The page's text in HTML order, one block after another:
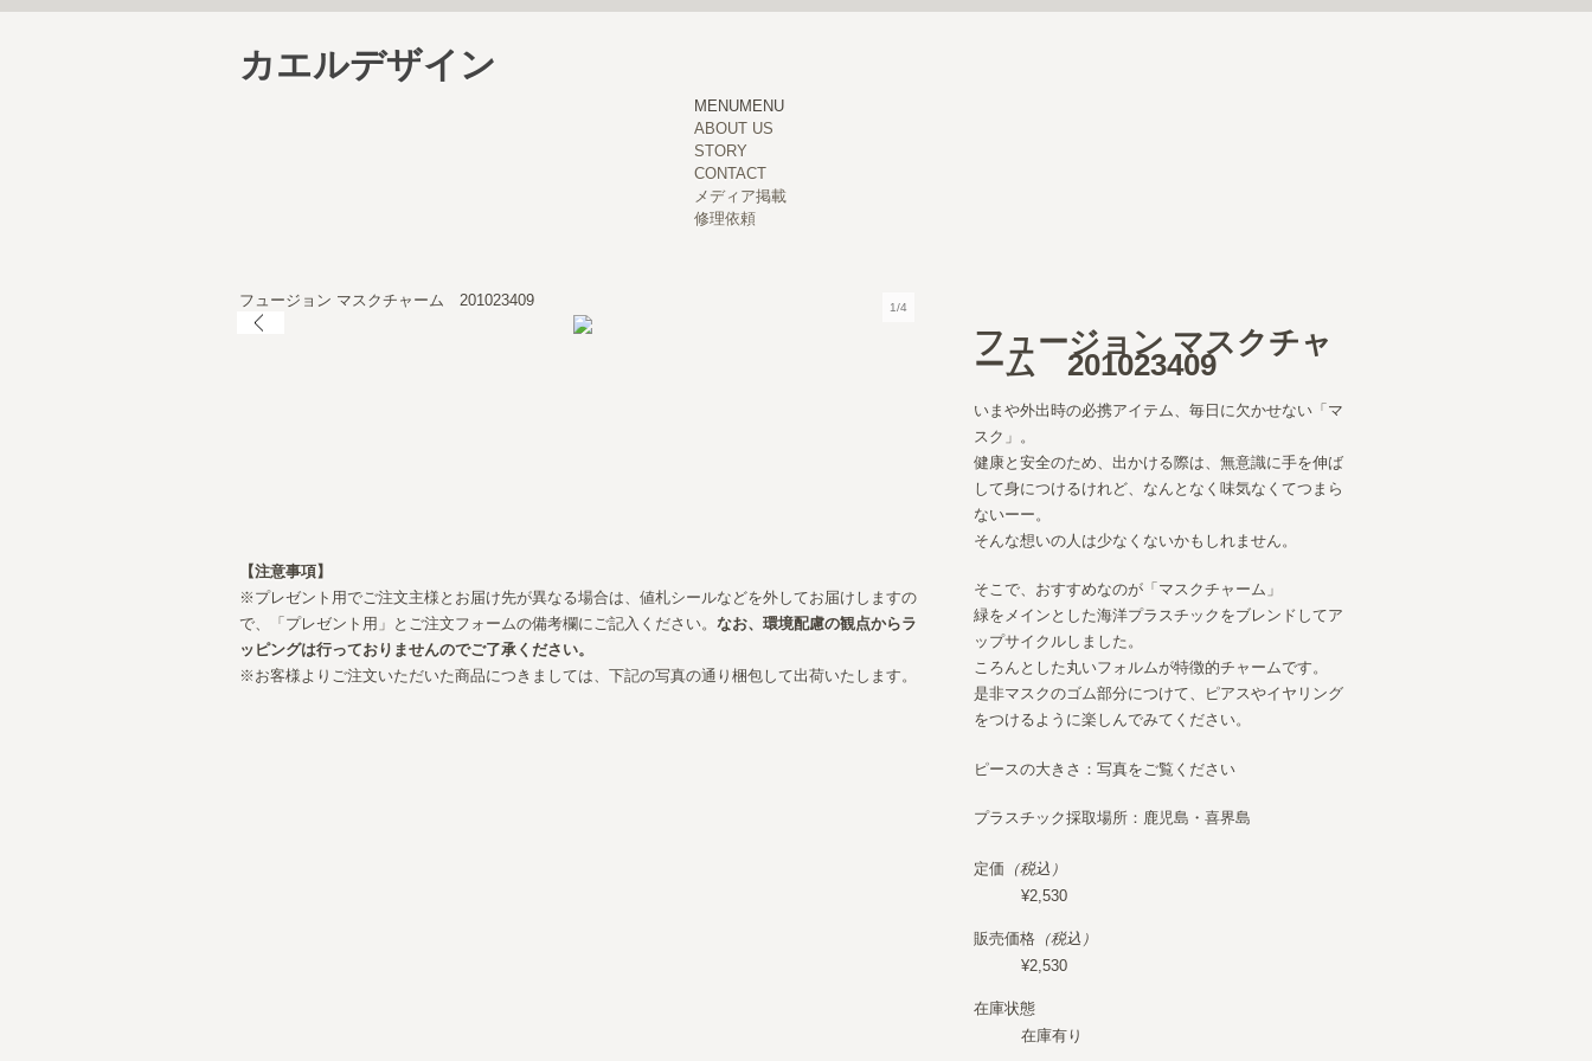
カエルデザイン
MENUMENU
ABOUT US
STORY
CONTACT
メディア掲載
修理依頼
フュージョン マスクチャーム 201023409 1/4
【注意事項】
※プレゼント用でご注文主様とお届け先が異なる場合は、値札シールなどを外してお届けしますの
で、「プレゼント用」とご注文フォームの備考欄にご記入ください。 なお、環境配慮の観点からラ
ッピングは行っておりませんのでご了承ください。
※お客様よりご注文いただいた商品につきましては、下記の写真の通り梱包して出荷いたします。
フュージョン マスクチャ
ーム 201023409
いまや外出時の必携アイテム、毎日に欠かせない「マ
スク」。
健康と安全のため、出かける際は、無意識に手を伸ば
して身につけるけれど、なんとなく味気なくてつまら
ないーー。
そんな想いの人は少なくないかもしれません。
そこで、おすすめなのが「マスクチャーム」
緑をメインとした海洋プラスチックをブレンドしてア
ップサイクルしました。
ころんとした丸いフォルムが特徴的チャームです。
是非マスクのゴム部分につけて、ピアスやイヤリング
をつけるように楽しんでみてください。
ピースの大きさ：写真をご覧ください
プラスチック採取場所：鹿児島・喜界島
定価 （税込）
¥2,530
販売価格 （税込）
¥2,530
在庫状態
在庫有り